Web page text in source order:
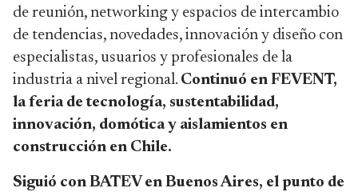
de reunión, networking y espacios de intercambio
de tendencias, novedades, innovación y diseño con
especialistas, usuarios y profesionales de la
industria a nivel regional. Continuó en FEVENT,
la feria de tecnología, sustentabilidad,
innovación, domótica y aislamientos en
construcción en Chile.
Siguió con BATEV en Buenos Aires, el punto de